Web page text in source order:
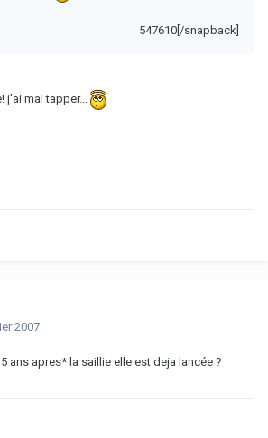
547610[/snapback]
j'ai mal tapper...
2007
ans apres* la saillie elle est deja lancée ?